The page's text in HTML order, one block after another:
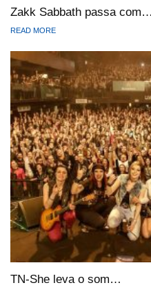
Zakk Sabbath passa com…
READ MORE
TN-She leva o som…